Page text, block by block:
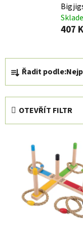
407
Ř
a
z
Řadit podle:
OTEVŘÍT FILTR